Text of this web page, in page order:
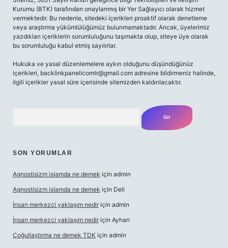
Kurumu (BTK) tarafından onaylanmış bir Yer Sağlayıcı olarak hizmet
vermektedir. Bu nedenle, sitedeki içerikleri proaktif olarak denetleme
veya araştırma yükümlülüğümüz bulunmamaktadır. Ancak, üyelerimiz
yazdıkları içeriklerin sorumluluğunu taşımakta olup, siteye üye olarak
bu sorumluluğu kabul etmiş sayılırlar.
Hukuka ve yasal düzenlemelere aykırı olduğunu düşündüğünüz
içerikleri, backlinkpanelicomtr@gmail.com adresine bildirmeniz halinde,
ilgili içerikler yasal süre içerisinde sitemizden kaldırılacaktır.
SON YORUMLAR
Agnostisizm islamda ne demek için admin
Agnostisizm islamda ne demek için Deli
İnsan merkezci yaklaşım nedir için admin
İnsan merkezci yaklaşım nedir için Ayhan
Çoğullaştırma ne demek TDK için admin